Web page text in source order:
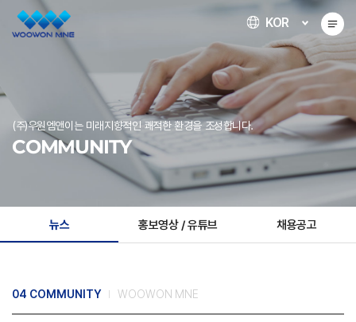
KOR
(주)우원엠앤이는 미래지향적인 쾌적한 환경을 조성합니다.
COMMUNITY
뉴스 홍보영상 / 유튜브 채용공고
04 COMMUNITY WOOWON MNE